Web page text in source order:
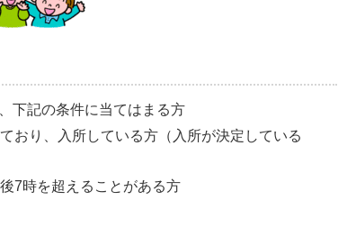
下記の条件に当てはまる方
おり、入所している方（入所が決定している
7時を超えることがある方